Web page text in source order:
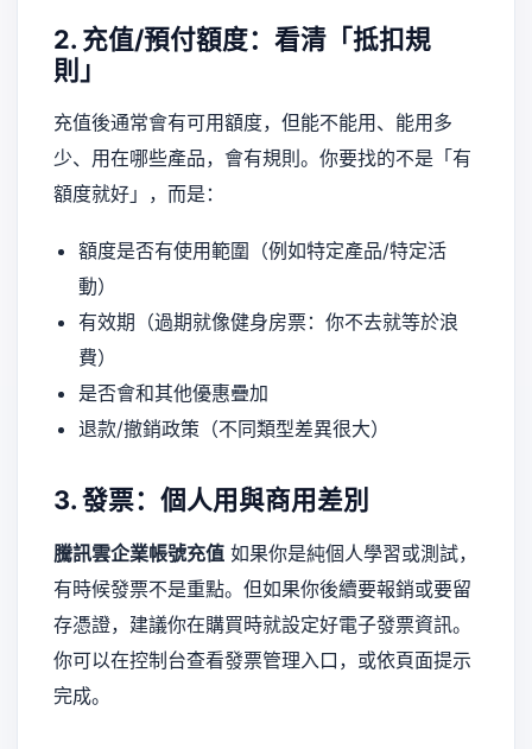
2. 充值/預付額度：看清「抵扣規
則」
充值後通常會有可用額度，但能不能用、能用多
少、用在哪些產品，會有規則。你要找的不是「有
額度就好」，而是：
額度是否有使用範圍（例如特定產品/特定活
動）
有效期（過期就像健身房票：你不去就等於浪
費）
是否會和其他優惠疊加
退款/撤銷政策（不同類型差異很大）
3. 發票：個人用與商用差別
騰訊雲企業帳號充值 如果你是純個人學習或測試，
有時候發票不是重點。但如果你後續要報銷或要留
存憑證，建議你在購買時就設定好電子發票資訊。
你可以在控制台查看發票管理入口，或依頁面提示
完成。